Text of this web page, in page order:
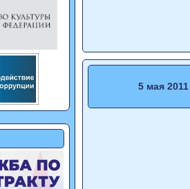
5 мая 2011